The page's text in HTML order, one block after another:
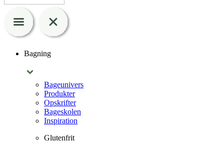
Bagning
Bageunivers
Produkter
Opskrifter
Bageskolen
Inspiration
Glutenfrit